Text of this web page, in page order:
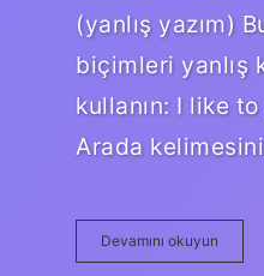
(yanlış yazım)
biçimleri yanlış
kullanın: I like
Arada
Devamını okuyun
Arada